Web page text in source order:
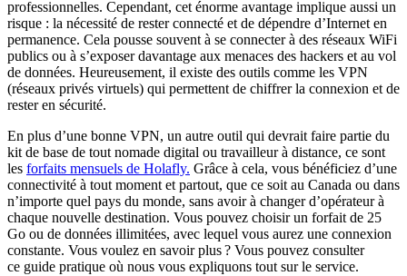
professionnelles. Cependant, cet énorme avantage implique aussi un
risque : la nécessité de rester connecté et de dépendre d’Internet en
permanence. Cela pousse souvent à se connecter à des réseaux WiFi
publics ou à s’exposer davantage aux menaces des hackers et au vol
de données. Heureusement, il existe des outils comme les VPN
(réseaux privés virtuels) qui permettent de chiffrer la connexion et de
rester en sécurité.
En plus d’une bonne VPN, un autre outil qui devrait faire partie du
kit de base de tout nomade digital ou travailleur à distance, ce sont
les forfaits mensuels de Holafly. Grâce à cela, vous bénéficiez d’une
connectivité à tout moment et partout, que ce soit au Canada ou dans
n’importe quel pays du monde, sans avoir à changer d’opérateur à
chaque nouvelle destination. Vous pouvez choisir un forfait de 25
Go ou de données illimitées, avec lequel vous aurez une connexion
constante. Vous voulez en savoir plus ? Vous pouvez consulter
ce guide pratique où nous vous expliquons tout sur le service.